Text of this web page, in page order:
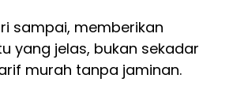
sampai, memberikan
yang jelas, bukan sekadar
murah tanpa jaminan.